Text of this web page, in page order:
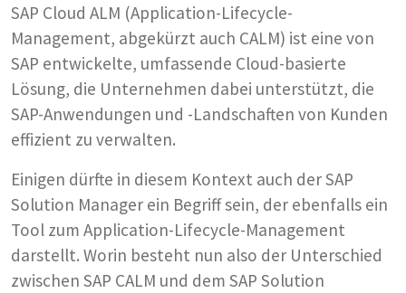
SAP Cloud ALM (Application-Lifecycle-
Management, abgekürzt auch CALM) ist eine von
SAP entwickelte, umfassende Cloud-basierte
Lösung, die Unternehmen dabei unterstützt, die
SAP-Anwendungen und -Landschaften von Kunden
effizient zu verwalten.
Einigen dürfte in diesem Kontext auch der SAP
Solution Manager ein Begriff sein, der ebenfalls ein
Tool zum Application-Lifecycle-Management
darstellt. Worin besteht nun also der Unterschied
zwischen SAP CALM und dem SAP Solution